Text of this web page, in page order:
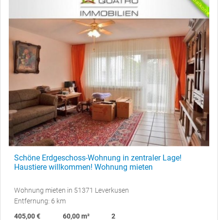
Schöne Erdgeschoss-Wohnung in zentraler Lage!
Haustiere willkommen! Wohnung mieten
Wohnung mieten in 51371 Leverkusen
Entfernung: 6 km
405,00 €
60,00 m²
2